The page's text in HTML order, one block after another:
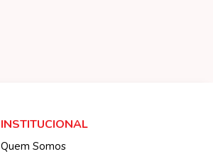
INSTITUCIONAL
Quem Somos